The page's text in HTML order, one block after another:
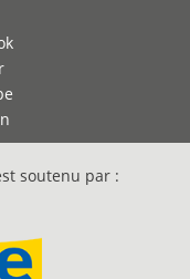
soutenu par :